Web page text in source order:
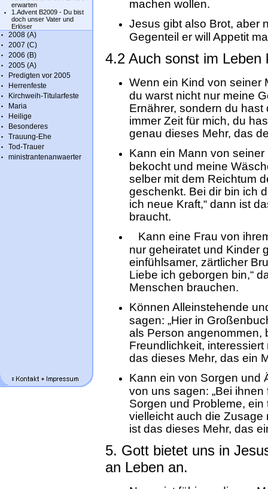
erwarten
1.Advent B2009 - Du bist
doch unser Vater und
Erlöser
2008 (A)
2007 (C)
2006 (B)
2005 (A)
Predigten vor 2005
Herrenfeste
Kirchweih-Titularfeste
Maria
Heilige
Besonderes
Trauung-Ehe
Tod-Trauer
ministrantenanwaerter
machen wollen.
Jesus gibt also Brot, aber
Gegenteil er will Appetit
4.2 Auch sonst im
Wenn ein Kind von seiner
du warst nicht nur meine
Ernährer, sondern du
immer Zeit für mich, du
genau dieses Mehr, das
Kann ein Mann von
bekocht und meine
selber mit dem Reichtum
geschenkt. Bei dir bin ich
ich neue Kraft,“ dann ist
braucht.
Kann eine Frau von
nur geheiratet und Kinder
einfühlsamer, zärtlicher
Liebe ich geborgen bin,“
Menschen brauchen.
Können Alleinstehende
sagen: „Hier in
als Person angenommen,
Freundlichkeit, interessiert
das dieses Mehr, das ein
Kann ein von Sorgen und
von uns sagen: „Bei
Sorgen und Probleme,
vielleicht auch die Zusage
ist das dieses Mehr, das
5. Gott bietet uns in
an Leben an.